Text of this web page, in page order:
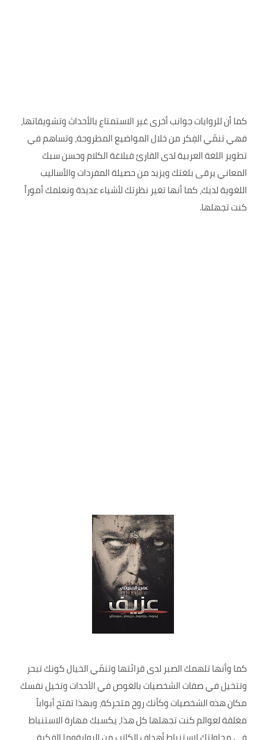
كما أن للروايات جوانب أخرى غير الاستمتاع بالأحداث وتشويقاتها،
فهي تنمّي الفِكر من خلال المواضيع المطروحة، وتساهم في
تطوير اللغة العربية لدى القارئ فبلاغة الكلام وحسن سبك
المعاني يرقى بلغتك ويزيد من حصيلة المفردات والأساليب
اللغوية لديك، كما أنها تغير نظرتك لأشياء عديدة وتعلمك أموراً
كنت تجهلها.
كما وأنها تلهمك الصبر لدى قرائتها وتنمّي الخيال كونك تبحر
وتتخيل في صفات الشخصيات بالغوص في الأحدات وتخيل نفسك
مكان هذه الشخصيات وكأنك روح متحركة، وبهذا تفتح أبواباً
مغلقة لعوالم كنت تجهلها كل هذا، يكسبك مهارة الاستنباط